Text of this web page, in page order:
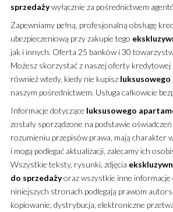
sprzedażywyłącznie za pośrednictwem
Zapewniamy pełną, profesjonalną obsługę
ubezpieczeniową przy zakupie tego
jak i innych. Oferta 25 banków i 30
Możesz skorzystać z naszej oferty kredytowej
również wtedy, kiedy nie kupisz luksusowego
naszym pośrednictwem. Usługa całkowicie
Informacje dotyczące luksusowego
zostały sporządzone na podstawie
rozumieniu przepisów prawa, mają charakter
i mogą podlegać aktualizacji, zalecamy ich
Wszystkie teksty, rysunki, zdjęcia
do sprzedażyoraz wszystkie inne informacje
niniejszych stronach podlegają prawom
kopiowanie, dystrybucja, elektroniczne